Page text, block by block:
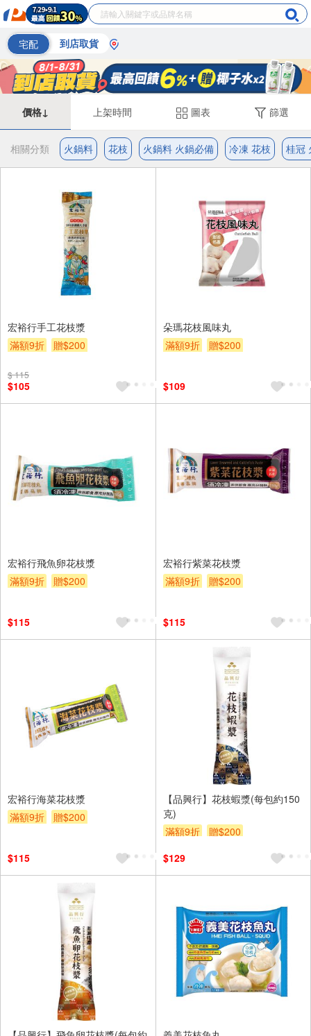
宅配 到店取貨
價格↓ 上架時間 圖表 篩選
相關分類 火鍋料 花枝 火鍋料 火鍋必備 冷凍 花枝 桂冠
宏裕行手工花枝漿
滿額9折
贈$200
$ 115
$105
朵瑪花枝風味丸
滿額9折
贈$200
$109
宏裕行飛魚卵花枝漿
滿額9折
贈$200
$115
宏裕行紫菜花枝漿
滿額9折
贈$200
$115
宏裕行海菜花枝漿
滿額9折
贈$200
$115
【品興行】花枝蝦漿(每包約150
克)
滿額9折
贈$200
$129